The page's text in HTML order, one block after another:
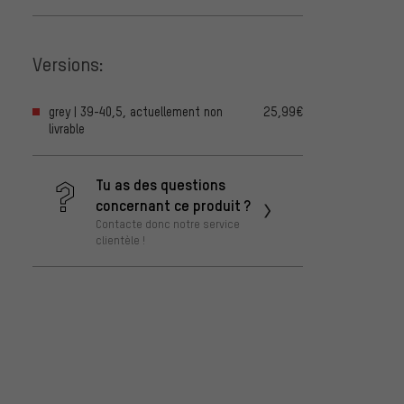
Versions:
grey | 39-40,5, actuellement non
livrable
25,99€
Tu as des questions
concernant ce produit ?
Contacte donc notre service
clientèle !